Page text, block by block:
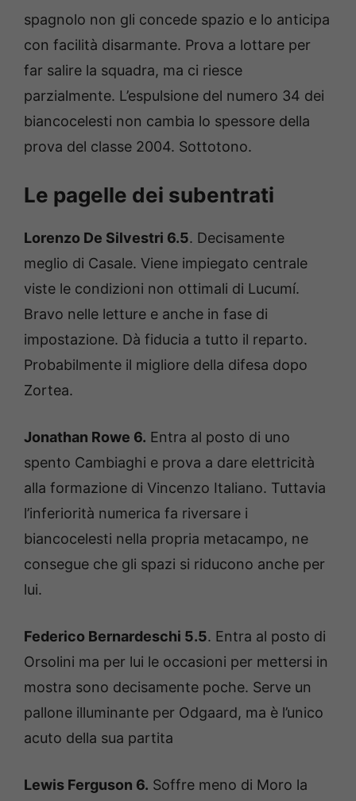
spagnolo non gli concede spazio e lo anticipa
con facilità disarmante. Prova a lottare per
far salire la squadra, ma ci riesce
parzialmente. L’espulsione del numero 34 dei
biancocelesti non cambia lo spessore della
prova del classe 2004. Sottotono.
Le pagelle dei subentrati
Lorenzo De Silvestri 6.5. Decisamente
meglio di Casale. Viene impiegato centrale
viste le condizioni non ottimali di Lucumí.
Bravo nelle letture e anche in fase di
impostazione. Dà fiducia a tutto il reparto.
Probabilmente il migliore della difesa dopo
Zortea.
Jonathan Rowe 6. Entra al posto di uno
spento Cambiaghi e prova a dare elettricità
alla formazione di Vincenzo Italiano. Tuttavia
l’inferiorità numerica fa riversare i
biancocelesti nella propria metacampo, ne
consegue che gli spazi si riducono anche per
lui.
Federico Bernardeschi 5.5. Entra al posto di
Orsolini ma per lui le occasioni per mettersi in
mostra sono decisamente poche. Serve un
pallone illuminante per Odgaard, ma è l’unico
acuto della sua partita
Lewis Ferguson 6. Soffre meno di Moro la